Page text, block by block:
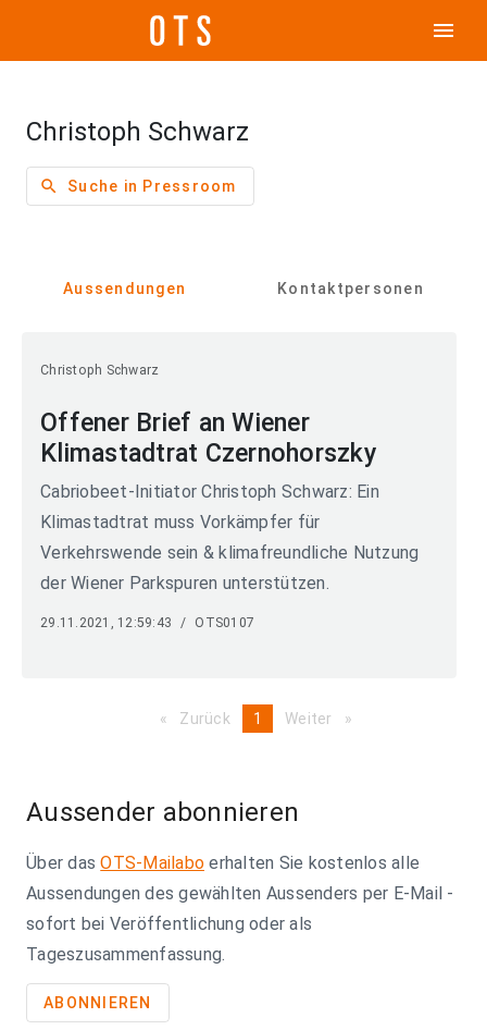
menu
Christoph Schwarz
search Suche in Pressroom
Aussendungen Kontaktpersonen
Christoph Schwarz
Offener Brief an Wiener
Klimastadtrat Czernohorszky
Cabriobeet-Initiator Christoph Schwarz: Ein
Klimastadtrat muss Vorkämpfer für
Verkehrswende sein & klimafreundliche Nutzung
der Wiener Parkspuren unterstützen.
29.11.2021, 12:59:43 / OTS0107
Zurück pageYou're
1 Weiter page
Aussender abonnieren
Über dasOTS-Mailabo erhalten Sie kostenlos alle
Aussendungen des gewählten Aussenders per E-Mail -
sofort bei Veröffentlichung oder als
Tageszusammenfassung.
ABONNIEREN